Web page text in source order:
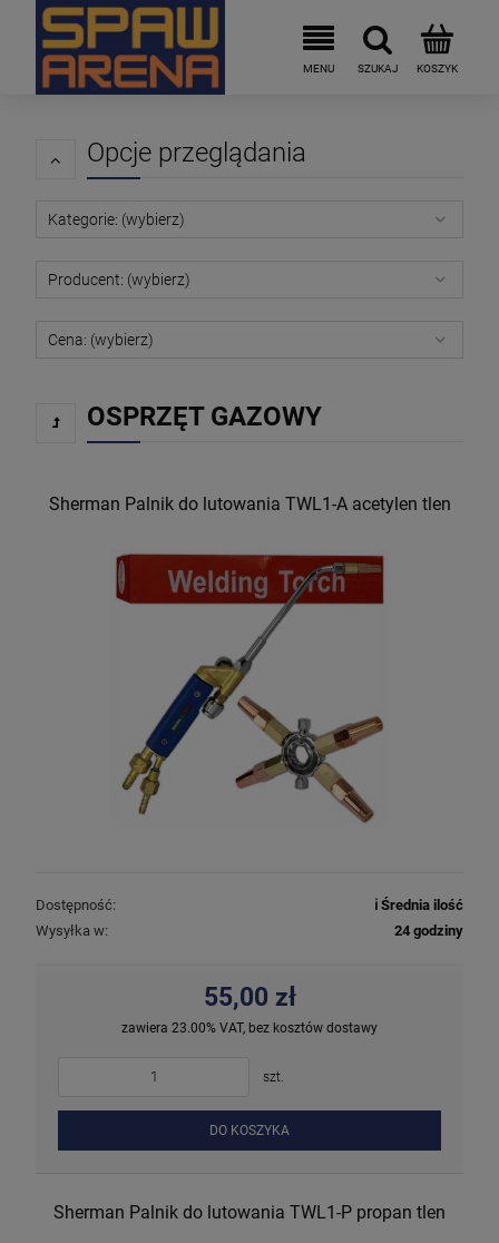
Opcje przeglądania
Kategorie: (wybierz)
Producent: (wybierz)
Cena: (wybierz)
OSPRZĘT GAZOWY
Sherman Palnik do lutowania TWL1-A acetylen tlen
Dostępność:
ℹ️ Średnia ilość
Wysyłka w:
24 godziny
55,00 zł
zawiera 23.00% VAT, bez kosztów dostawy
szt.
DO KOSZYKA
Sherman Palnik do lutowania TWL1-P propan tlen